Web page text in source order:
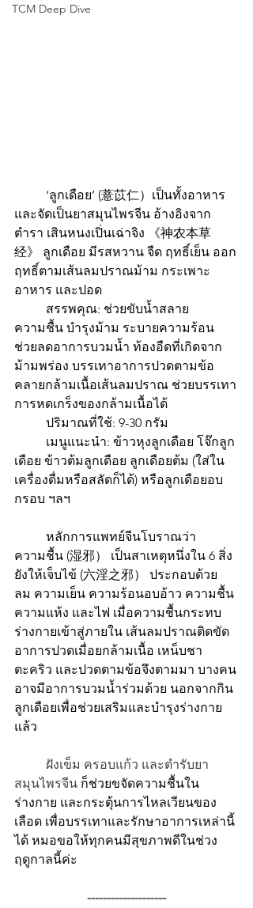
TCM Deep Dive
และจัดเป็นยาสมุนไพรจีน อ้างอิงจาก
ตำรา เสินหนงเปิ่นเฉ่าจิง 《神农本草
经》 ลูกเดือย มีรสหวาน จืด ฤทธิ์เย็น ออก
ฤทธิ์ตามเส้นลมปราณม้าม กระเพาะ
อาหาร และปอด
ความชื้น บำรุงม้าม ระบายความร้อน
ช่วยลดอาการบวมน้ำ ท้องอืดที่เกิดจาก
ม้ามพร่อง บรรเทาอาการปวดตามข้อ
คลายกล้ามเนื้อเส้นลมปราณ ช่วยบรรเทา
การหดเกร็งของกล้ามเนื้อได้
ปริมาณที่ใช้: 9-30 กรัม
เดือย ข้าวต้มลูกเดือย ลูกเดือยต้ม (ใส่ใน
เครื่องดื่มหรือสลัดก็ได้) หรือลูกเดือยอบ
กรอบ ฯลฯ
ความชื้น (湿邪） เป็นสาเหตุหนึ่งใน 6 สิ่ง
ยังให้เจ็บไข้ (六淫之邪） ประกอบด้วย
ลม ความเย็น ความร้อนอบอ้าว ความชื้น
ความแห้ง และไฟ เมื่อความชื้นกระทบ
ร่างกายเข้าสู่ภายใน เส้นลมปราณติดขัด
อาการปวดเมื่อยกล้ามเนื้อ เหน็บชา
ตะคริว และปวดตามข้อจึงตามมา บางคน
อาจมีอาการบวมน้ำร่วมด้วย นอกจากกิน
ลูกเดือยเพื่อช่วยเสริมและบำรุงร่างกาย
แล้ว
สมุนไพรจีน ก็ช่วยขจัดความชื้นใน
ร่างกาย และกระตุ้นการไหลเวียนของ
เลือด เพื่อบรรเทาและรักษาอาการเหล่านี้
ได้ หมอขอให้ทุกคนมีสุขภาพดีในช่วง
ฤดูกาลนี้ค่ะ
--------------------